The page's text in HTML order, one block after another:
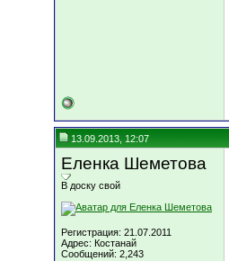
13.09.2013, 12:07
Еленка Шеметова
В доску свой
Регистрация: 21.07.2011
Адрес: Костанай
Сообщений: 2,243